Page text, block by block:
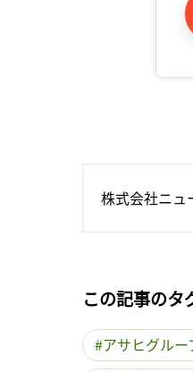
株式会社ニュ
この記事のタ
アサヒグル